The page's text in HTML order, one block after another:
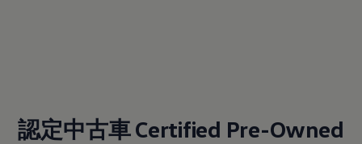
認定中古車 Certified Pre-Owned